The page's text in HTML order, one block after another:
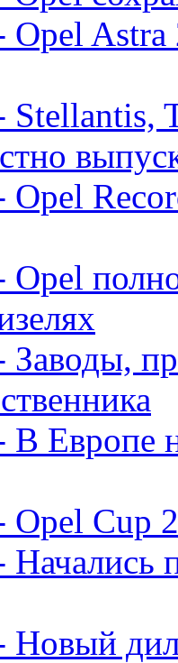
Astra
Opel
Заводы,
В Европе
Cup
Новый